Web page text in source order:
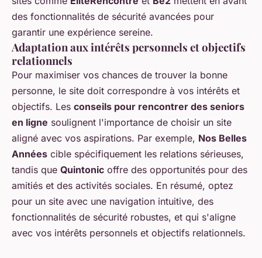
des fonctionnalités de sécurité avancées pour
garantir une expérience sereine.
Adaptation aux intérêts personnels et objectifs
relationnels
Pour maximiser vos chances de trouver la bonne
personne, le site doit correspondre à vos intérêts et
objectifs. Les conseils pour rencontrer des seniors
en ligne soulignent l'importance de choisir un site
aligné avec vos aspirations. Par exemple, Nos Belles
Années cible spécifiquement les relations sérieuses,
tandis que Quintonic offre des opportunités pour des
amitiés et des activités sociales. En résumé, optez
pour un site avec une navigation intuitive, des
fonctionnalités de sécurité robustes, et qui s'aligne
avec vos intérêts personnels et objectifs relationnels.